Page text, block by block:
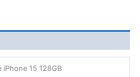
iPhone 15 128GB